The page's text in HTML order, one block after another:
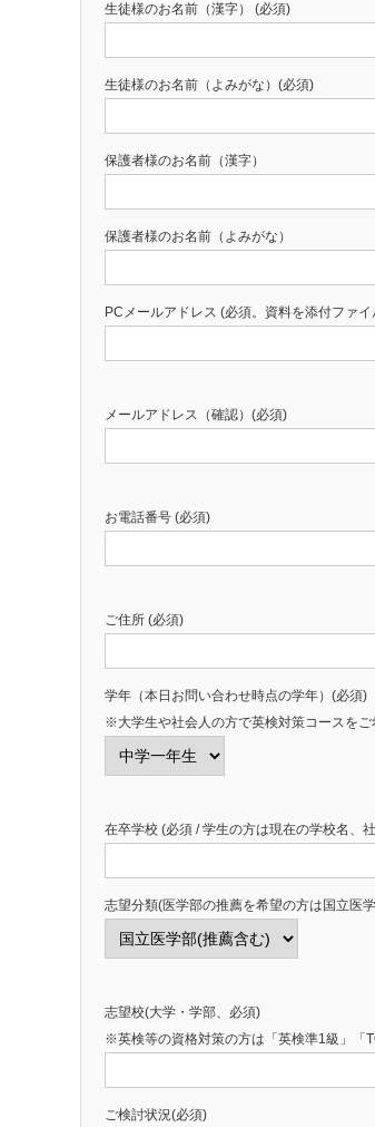
生徒様のお名前（漢字） (必須)
生徒様のお名前（よみがな）(必須)
保護者様のお名前（漢字）
保護者様のお名前（よみがな）
PCメールアドレス (必須。資料を添付ファ
メールアドレス（確認）(必須)
お電話番号 (必須)
ご住所 (必須)
学年（本日お問い合わせ時点の学年）(必須)
※大学生や社会人の方で英検対策コースをご
在卒学校 (必須 / 学生の方は現在の学校名、
志望分類(医学部の推薦を希望の方は国立医
志望校(大学・学部、必須)
※英検等の資格対策の方は「英検準1級」「
ご検討状況(必須)